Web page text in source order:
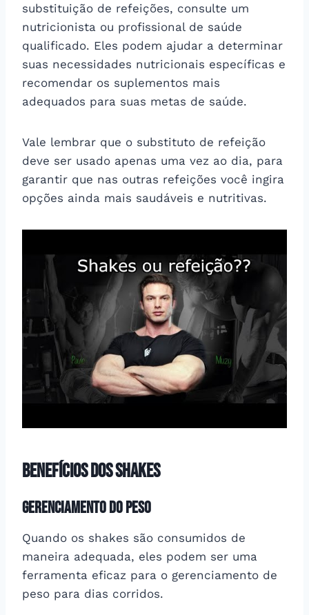
substituição de refeições, consulte um
nutricionista ou profissional de saúde
qualificado. Eles podem ajudar a determinar
suas necessidades nutricionais específicas e
recomendar os suplementos mais
adequados para suas metas de saúde.
Vale lembrar que o substituto de refeição
deve ser usado apenas uma vez ao dia, para
garantir que nas outras refeições você ingira
opções ainda mais saudáveis e nutritivas.
Benefícios dos Shakes
Gerenciamento do Peso
Quando os shakes são consumidos de
maneira adequada, eles podem ser uma
ferramenta eficaz para o gerenciamento de
peso para dias corridos.